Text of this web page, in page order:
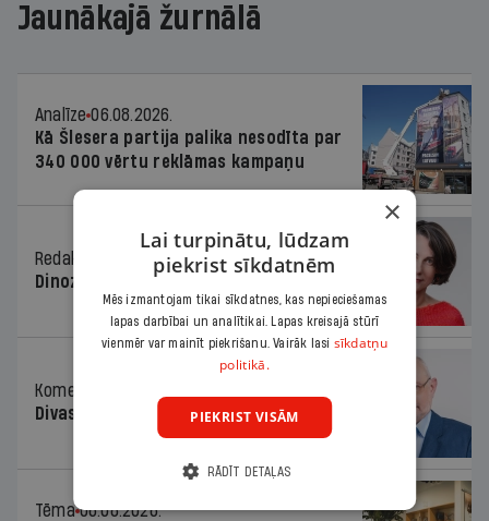
Jaunākajā žurnālā
Analīze 06.08.2026.
Kā Šlesera partija palika nesodīta par
340 000 vērtu reklāmas kampaņu
Redaktores sleja 06.08.2026.
Dinozaura triks
Komentārs
Divas koalīcijas
Tēma 06.08.2026.
×
Lai turpinātu, lūdzam
piekrist sīkdatnēm
Mēs izmantojam tikai sīkdatnes, kas nepieciešamas
lapas darbībai un analītikai. Lapas kreisajā stūrī
vienmēr var mainīt piekrišanu. Vairāk lasi sīkdatņu
politikā.
PIEKRIST VISĀM
RĀDĪT DETAĻAS